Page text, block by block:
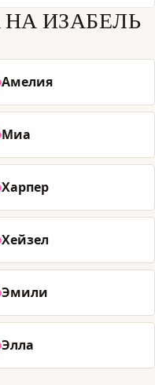
ИЗАБЕЛЬ
Амелия
Миа
Харпер
Хейзел
Эмили
Элла